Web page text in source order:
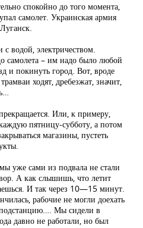
спокойно до того момента,
самолет. Украинская армия
с водой, электричеством.
самолета – им надо было любой
и покинуть город. Вот, вроде
ходят, дребезжат, значит,
Или, к примеру,
пятницу-субботу, а потом
магазины, пустеть
уже сами из подвала не стали
А как слышишь, что летит
И так через 10—15 минут.
рабочие не могли доехать
Мы сидели в
давно не работали, но был